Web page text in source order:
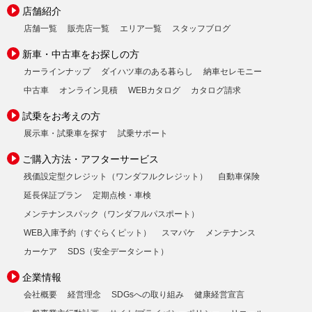
店舗紹介
店舗一覧 販売店一覧 エリア一覧 スタッフブログ
新車・中古車をお探しの方
カーラインナップ ダイハツ車のある暮らし
納車セレモニー
中古車
オンライン見積 WEBカタログ カタログ請求
試乗をお考えの方
展示車・試乗車を探す 試乗サポート
ご購入方法・アフターサービス
残価設定型クレジット（ワンダフルクレジット）
自動車保険
延長保証プラン
定期点検・車検
メンテナンスパック（ワンダフルパスポート）
WEB入庫予約（すぐらくピット）
スマパケ
メンテナンス
カーケア
SDS（安全データシート）
企業情報
会社概要 経営理念 SDGsへの取り組み
健康経営宣言